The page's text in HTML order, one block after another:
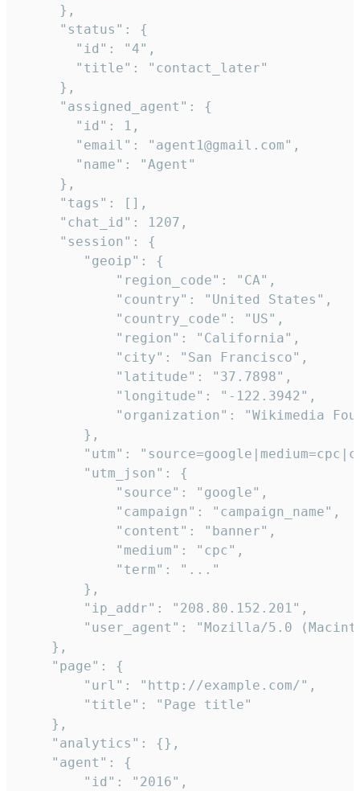
     },
     "status": {
       "id": "4",
       "title": "contact_later"
     },
     "assigned_agent": {
       "id": 1,
       "email": "agent1@gmail.com",
       "name": "Agent"
     },
     "tags": [],
     "chat_id": 1207,
     "session": {
        "geoip": {
            "region_code": "CA",
            "country": "United States",
            "country_code": "US",
            "region": "California",
            "city": "San Francisco",
            "latitude": "37.7898",
            "longitude": "-122.3942",
"organization": "Wikimedia
        },
"utm":
        "utm_json": {
            "source": "google",
            "campaign": "campaign_name",
            "content": "banner",
            "medium": "cpc",
            "term": "..."
        },
        "ip_addr": "208.80.152.201",
"user_agent": "Mozilla/5.0
    },
    "page": {
        "url": "http://example.com/",
        "title": "Page title"
    },
    "analytics": {},
    "agent": {
        "id": "2016",